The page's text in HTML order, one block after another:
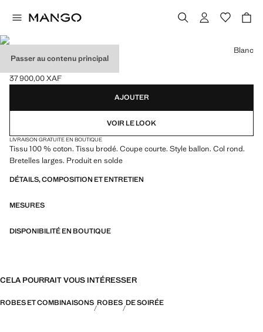
Passer au contenu principal
ROBE COURTE BALLON
Prix actuel [37 900,00 XAF ]
37 900,00 XAF
Choisissez une couleur
Blanc
AJOUTER
VOIR LE LOOK
LIVRAISON GRATUITE EN BOUTIQUE
Tissu 100 % coton. Tissu brodé. Coupe courte. Style ballon. Col rond.
Bretelles larges. Produit en solde
DÉTAILS, COMPOSITION ET ENTRETIEN
MESURES
DISPONIBILITÉ EN BOUTIQUE
CELA POURRAIT VOUS INTÉRESSER
ROBES ET COMBINAISONS ROBES DE SOIRÉE